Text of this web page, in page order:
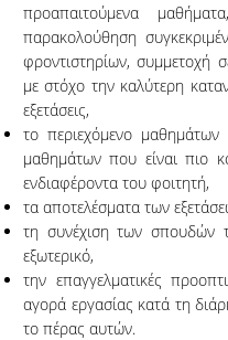
ΤΕΛΗ
ΑΙΤΗΣΕΙΣ
ΔΙΔΑΚΤΙΚΟ
προαπαιτούμενα
παρακολούθηση
φροντιστηρίων, συμμετοχή
με στόχο την καλύτερη
εξετάσεις,
το περιεχόμενο
μαθημάτων που είναι πιο
ενδιαφέροντα του φοιτητή,
τα αποτελέσματα των
τη συνέχιση των σπουδών
εξωτερικό,
την επαγγελματικές
αγορά εργασίας κατά τη
το πέρας αυτών.